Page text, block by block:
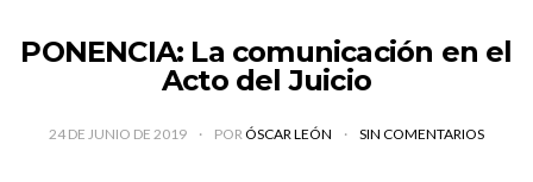
PONENCIA: La comunicación en el
Acto del Juicio
24 DE JUNIO DE 2019 PORÓSCAR LEÓN SIN COMENTARIOS